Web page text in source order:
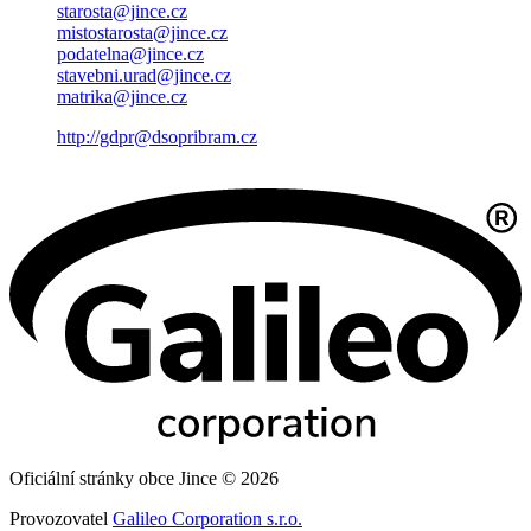
starosta@jince.cz
mistostarosta@jince.cz
podatelna@jince.cz
stavebni.urad@jince.cz
matrika@jince.cz
http://gdpr@dsopribram.cz
Oficiální stránky obce Jince © 2026
Provozovatel Galileo Corporation s.r.o.